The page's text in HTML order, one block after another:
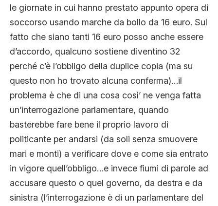
CHI SIAMO
le giornate in cui hanno prestato appunto opera di
soccorso usando marche da bollo da 16 euro. Sul
fatto che siano tanti 16 euro posso anche essere
d’accordo, qualcuno sostiene diventino 32
perché c’è l’obbligo della duplice copia (ma su
questo non ho trovato alcuna conferma)…il
problema è che di una cosa così’ ne venga fatta
un’interrogazione parlamentare, quando
basterebbe fare bene il proprio lavoro di
politicante per andarsi (da soli senza smuovere
mari e monti) a verificare dove e come sia entrato
in vigore quell’obbligo…e invece fiumi di parole ad
accusare questo o quel governo, da destra e da
sinistra (l’interrogazione è di un parlamentare del